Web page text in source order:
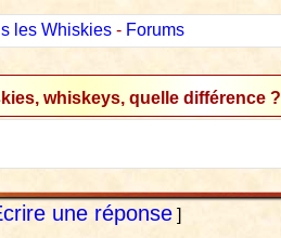
les Whiskies- Forums
whiskeys, quelle différence ?
une réponse]